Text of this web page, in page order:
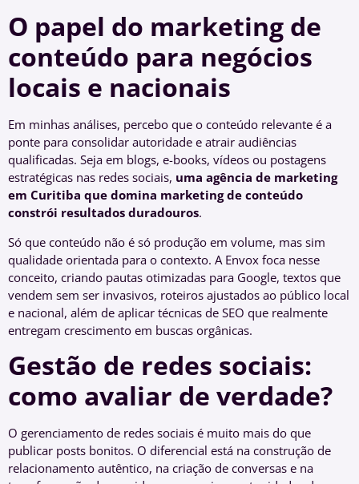
O papel do marketing de
conteúdo para negócios
locais e nacionais
Em minhas análises, percebo que o conteúdo relevante é a
ponte para consolidar autoridade e atrair audiências
qualificadas. Seja em blogs, e-books, vídeos ou postagens
estratégicas nas redes sociais, uma agência de marketing
em Curitiba que domina marketing de conteúdo
constrói resultados duradouros.
Só que conteúdo não é só produção em volume, mas sim
qualidade orientada para o contexto. A Envox foca nesse
conceito, criando pautas otimizadas para Google, textos que
vendem sem ser invasivos, roteiros ajustados ao público local
e nacional, além de aplicar técnicas de SEO que realmente
entregam crescimento em buscas orgânicas.
Gestão de redes sociais:
como avaliar de verdade?
O gerenciamento de redes sociais é muito mais do que
publicar posts bonitos. O diferencial está na construção de
relacionamento autêntico, na criação de conversas e na